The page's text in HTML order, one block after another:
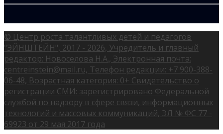
© Центр роста талантливых детей и педагогов
"ЭЙНШТЕЙН", 2017 - 2026, Учредитель и главный
редактор: Новоселова Н.А., Электронная почта:
centreinstein@mail.ru, Телефон редакции: +7 900-388-
06-48, Возрастная категория: 0+ Свидетельство о
регистрации СМИ: зарегистрировано Федеральной
службой по надзору в сфере связи, информационных
технологий и массовых коммуникаций, ЭЛ № ФС 77 -
69923 от 29 мая 2017 года